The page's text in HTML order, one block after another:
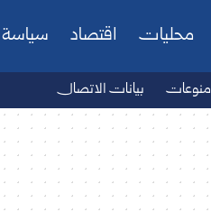
محليات اقتصاد سياسة
منوعات بيانات الاتصال